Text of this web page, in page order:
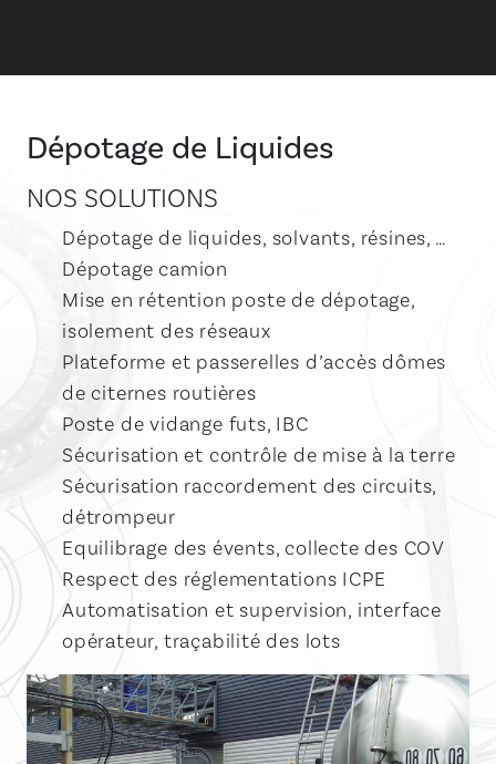
Dépotage de Liquides
NOS SOLUTIONS
Dépotage de liquides, solvants, résines, …
Dépotage camion
Mise en rétention poste de dépotage,
isolement des réseaux
Plateforme et passerelles d’accès dômes
de citernes routières
Poste de vidange futs, IBC
Sécurisation et contrôle de mise à la terre
Sécurisation raccordement des circuits,
détrompeur
Equilibrage des évents, collecte des COV
Respect des réglementations ICPE
Automatisation et supervision, interface
opérateur, traçabilité des lots